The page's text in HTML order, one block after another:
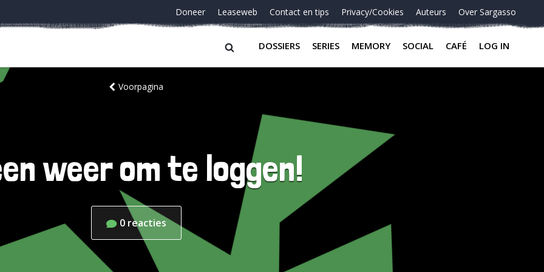
Doneer Leaseweb Contact en tips Privacy/Cookies Auteurs Over Sargasso
DOSSIERS SERIES MEMORY SOCIAL CAFÉ LOG IN
Voorpagina
weer om te loggen!
0 reacties